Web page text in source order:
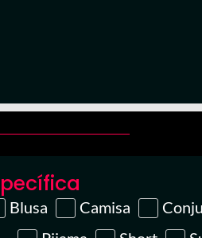
Blusa Camisa